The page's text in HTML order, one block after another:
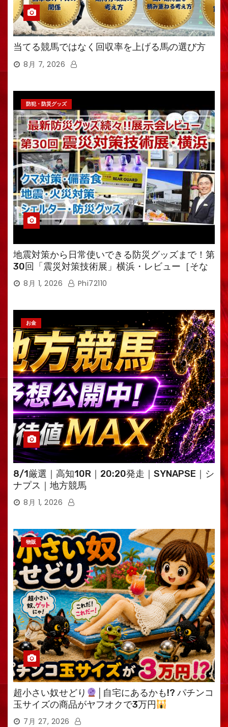
当てる競馬ではなく回収率を上げる馬の選び方
8月 7, 2026
防犯・防災グッズ
地震対策から日常使いできる防災グッズまで！第
30回「震災対策技術展」横浜・レビュー［そな
えるTV・高荷智也］
8月 1, 2026 Phi72110
お金
8/1厳選｜高知10R｜20:20発走｜SYNAPSE｜シ
ナプス｜地方競馬
8月 1, 2026
物販
超小さい奴せどり
│自宅にあるかも!? パチンコ
玉サイズの商品がヤフオクで3万円
7月 27, 2026